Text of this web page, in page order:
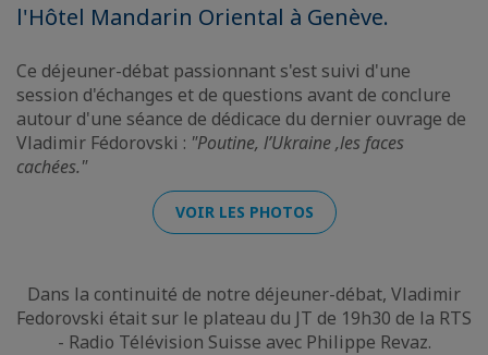
l'Hôtel Mandarin Oriental à Genève.
Ce déjeuner-débat passionnant s'est suivi d'une
session d'échanges et de questions avant de conclure
autour d'une séance de dédicace du dernier ouvrage de
Vladimir Fédorovski : "Poutine, l’Ukraine ,les faces
cachées."
VOIR LES PHOTOS
Dans la continuité de notre déjeuner-débat, Vladimir
Fedorovski était sur le plateau du JT de 19h30 de la RTS
- Radio Télévision Suisse avec Philippe Revaz.